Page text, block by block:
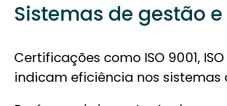
Sistemas de gestão
Certificações como ISO 9001,
indicam eficiência nos